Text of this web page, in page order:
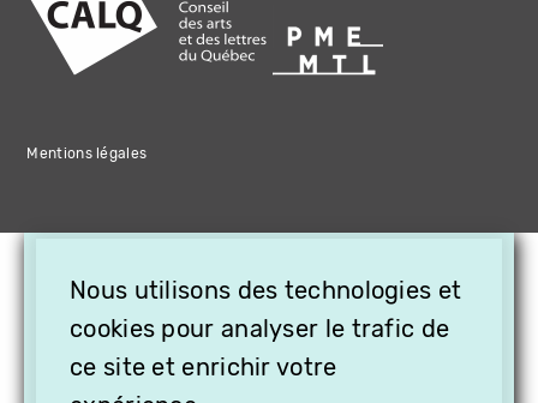
Mentions légales
Nous utilisons des technologies et
cookies pour analyser le trafic de
ce site et enrichir votre
OFFREZ LA VIDÉO EN
CADEAU, ABONNEZ VOS
PROCHES À VITHÈQUE !